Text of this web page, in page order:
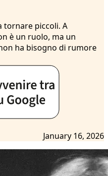
tornare piccoli. A
è un ruolo, ma un
ha bisogno di rumore
January 16, 2026